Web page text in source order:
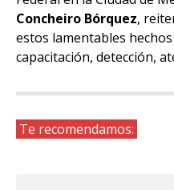
Concheiro Bórquez,
estos lamentables
capacitación, detección,
Te recomendamos: